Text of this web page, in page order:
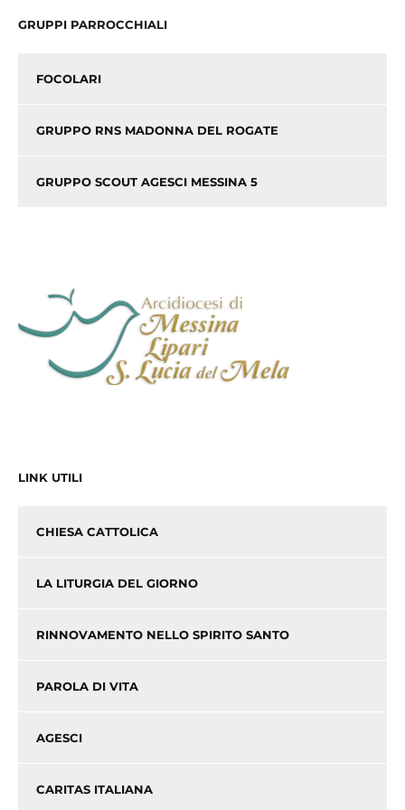
GRUPPI PARROCCHIALI
FOCOLARI
GRUPPO RNS MADONNA DEL ROGATE
GRUPPO SCOUT AGESCI MESSINA 5
LINK UTILI
CHIESA CATTOLICA
LA LITURGIA DEL GIORNO
RINNOVAMENTO NELLO SPIRITO SANTO
PAROLA DI VITA
AGESCI
CARITAS ITALIANA